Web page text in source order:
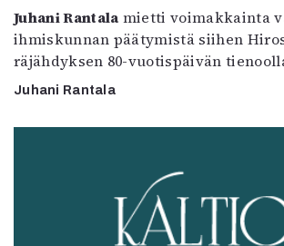
Juhani Rantala mietti voimakkainta
ihmiskunnan päätymistä siihen
räjähdyksen 80-vuotispäivän
Juhani Rantala